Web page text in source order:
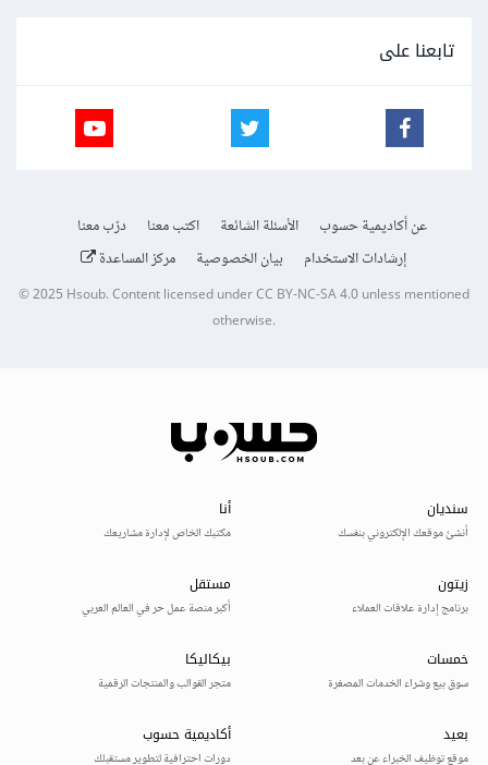
تابعنا على
عن أكاديمية حسوب الأسئلة الشائعة اكتب معنا
درّب معنا
إرشادات الاستخدام
بيان الخصوصية مركز المساعدة
© 2025Hsoub.Content licensed underCC BY-NC-SA 4.0unless mentioned
otherwise.